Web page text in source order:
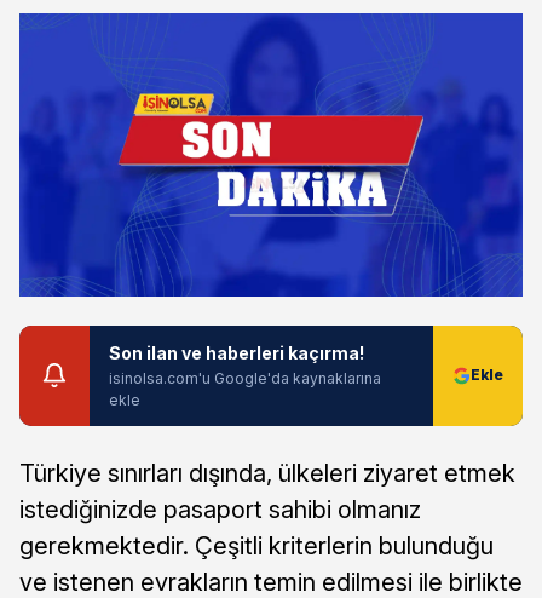
Son ilan ve haberleri kaçırma!
isinolsa.com'u Google'da kaynaklarına
ekle
Türkiye sınırları dışında, ülkeleri ziyaret etmek
istediğinizde pasaport sahibi olmanız
gerekmektedir. Çeşitli kriterlerin bulunduğu
ve istenen evrakların temin edilmesi ile birlikte